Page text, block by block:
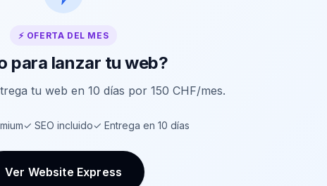
⚡ OFERTA DEL MES
para lanzar tu web?
tu web en 10 días por 150 CHF/mes.
✓ SEO incluido✓ Entrega en 10 días
Ver Website Express